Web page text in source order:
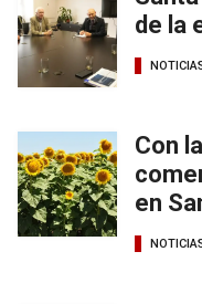
de la
Con
en